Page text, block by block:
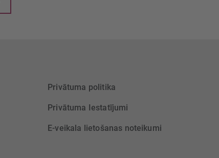
Privātuma politika
Privātuma Iestatījumi
E-veikala lietošanas noteikumi